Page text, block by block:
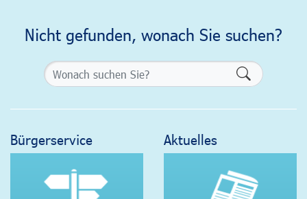
Nicht gefunden, wonach Sie suchen?
Bürgerservice Aktuelles